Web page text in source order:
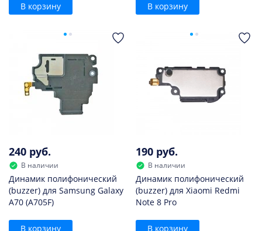
В корзину В корзину
240 руб.
В наличии
Динамик полифонический
(buzzer) для Samsung Galaxy
A70 (A705F)
В корзину
190 руб.
В наличии
Динамик полифонический
(buzzer) для Xiaomi Redmi
Note 8 Pro
В корзину